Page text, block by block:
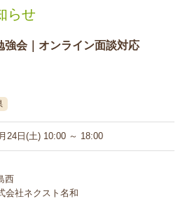
らせ
強会｜オンライン面談対応
24日(土) 10:00 ～ 18:00
西
会社ネクスト名和